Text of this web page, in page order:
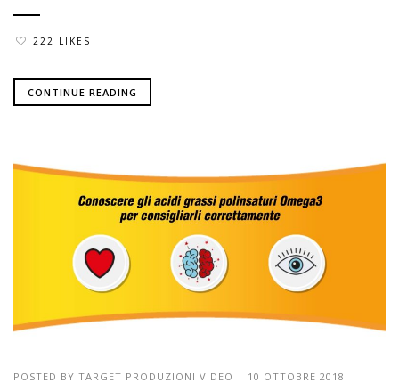
222 LIKES
CONTINUE READING
POSTED BY TARGET PRODUZIONI VIDEO | 10 OTTOBRE 2018